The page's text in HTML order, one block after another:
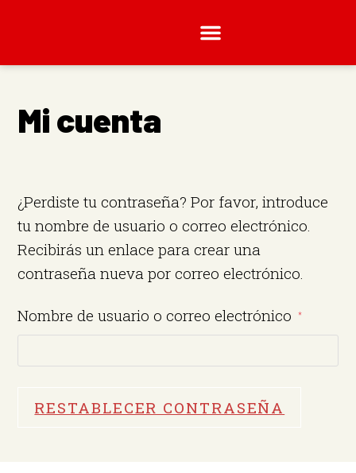
Mi cuenta
¿Perdiste tu contraseña? Por favor, introduce
tu nombre de usuario o correo electrónico.
Recibirás un enlace para crear una
contraseña nueva por correo electrónico.
Nombre de usuario o correo electrónico *
RESTABLECER CONTRASEÑA